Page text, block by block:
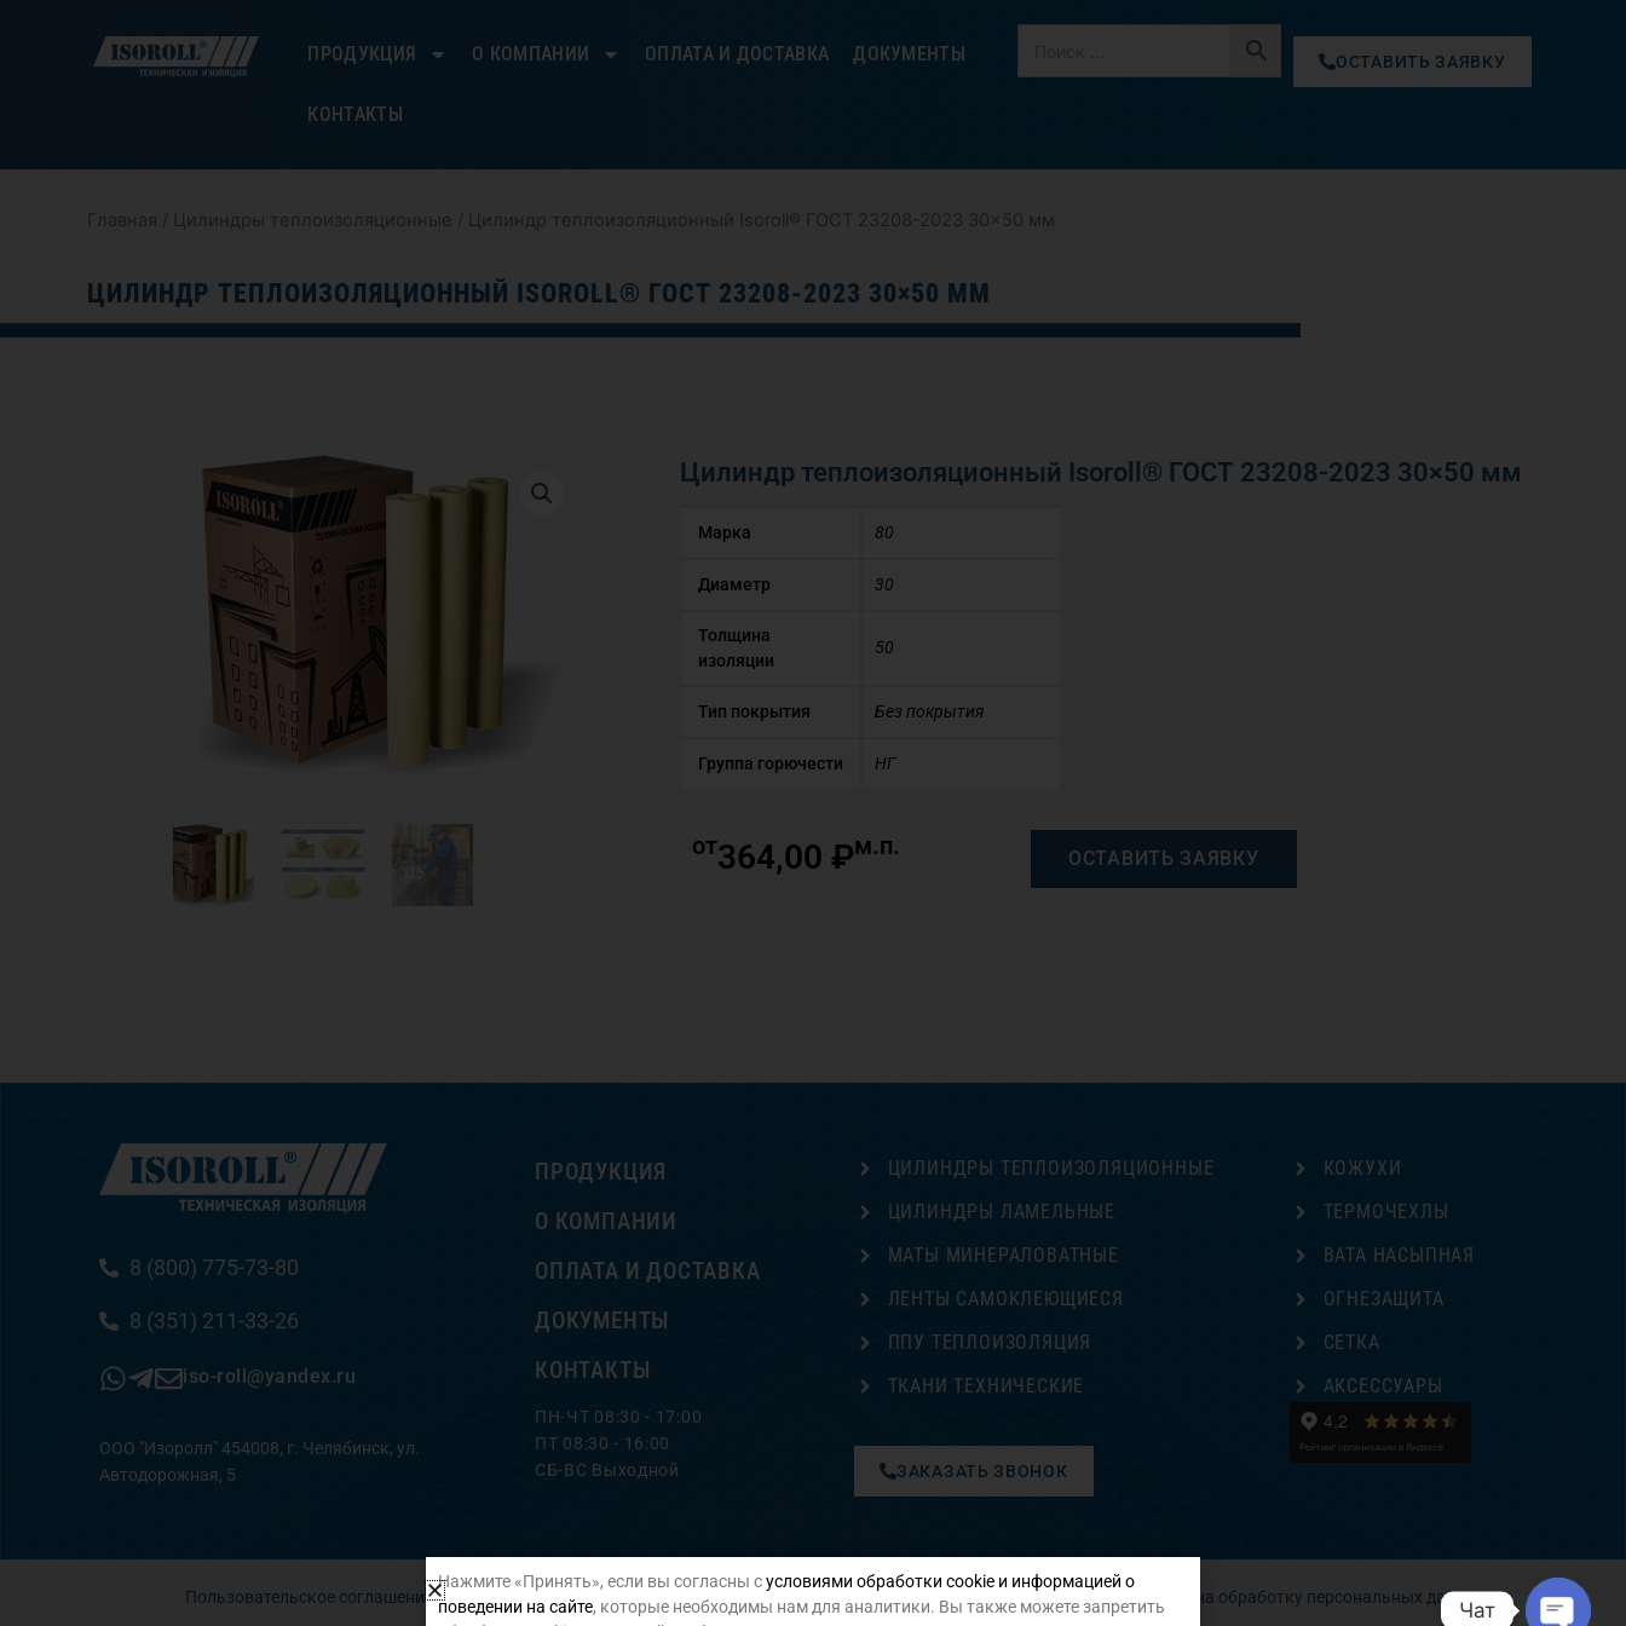
ПРОДУКЦИЯ О КОМПАНИИ ОПЛАТА И ДОСТАВКА ДОКУМЕНТЫ
КОНТАКТЫ
ОСТАВИТЬ ЗАЯВКУ
Главная / Цилиндры теплоизоляционные / Цилиндр теплоизоляционный Isoroll® ГОСТ 23208-2023 30×50 мм
ЦИЛИНДР ТЕПЛОИЗОЛЯЦИОННЫЙ ISOROLL® ГОСТ 23208-2023 30×50 ММ
Цилиндр теплоизоляционный Isoroll® ГОСТ 23208-2023 30×50 мм
Марка 80
Диаметр 30
Толщина
изоляции
50
Тип покрытия Без покрытия
Группа горючести НГ
от364,00 ₽м.п. ОСТАВИТЬ ЗАЯВКУ
8 (800) 775-73-80
8 (351) 211-33-26
iso-roll@yandex.ru
ООО "Изоролл" 454008, г. Челябинск, ул.
Автодорожная, 5
ПРОДУКЦИЯ
О КОМПАНИИ
ОПЛАТА И ДОСТАВКА
ДОКУМЕНТЫ
КОНТАКТЫ
ПН-ЧТ 08:30 - 17:00
ПТ 08:30 - 16:00
СБ-ВС Выходной
ЦИЛИНДРЫ ТЕПЛОИЗОЛЯЦИОННЫЕ
ЦИЛИНДРЫ ЛАМЕЛЬНЫЕ
МАТЫ МИНЕРАЛОВАТНЫЕ
ЛЕНТЫ САМОКЛЕЮЩИЕСЯ
ППУ ТЕПЛОИЗОЛЯЦИЯ
ТКАНИ ТЕХНИЧЕСКИЕ
ЗАКАЗАТЬ ЗВОНОК
КОЖУХИ
ТЕРМОЧЕХЛЫ
ВАТА НАСЫПНАЯ
ОГНЕЗАЩИТА
СЕТКА
АКСЕССУАРЫ
Пользовательское соглашение Политика конфиденциальности Согласие на обработку персональных данных
Нажмите «Принять», если вы согласны сусловиями обработки cookie и информацией о
поведении на сайте, которые необходимы нам для аналитики. Вы также можете запретить
Чат